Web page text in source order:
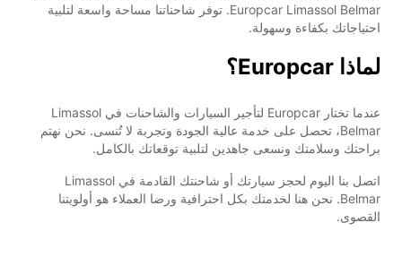
Europcar Limassol Belmar. توفر شاحناتنا مساحة واسعة لتلبية
احتياجاتك بكفاءة وسهولة.
لماذا Europcar؟
عندما تختار Europcar لتأجير السيارات والشاحنات في Limassol
Belmar، تحصل على خدمة عالية الجودة وتجربة لا تُنسى. نحن نهتم
براحتك وسلامتك ونسعى جاهدين لتلبية توقعاتك بالكامل.
اتصل بنا اليوم لحجز سيارتك أو شاحنتك القادمة في Limassol
Belmar. نحن هنا لخدمتك بكل احترافية ورضا العملاء هو أولويتنا
القصوى.